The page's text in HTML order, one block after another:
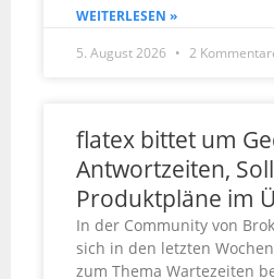
WEITERLESEN »
5. August 2026
2
flatex bittet um
Antwortzeiten,
Produktpläne im
In der Community von
sich in den letzten
zum Thema Wartezeiten